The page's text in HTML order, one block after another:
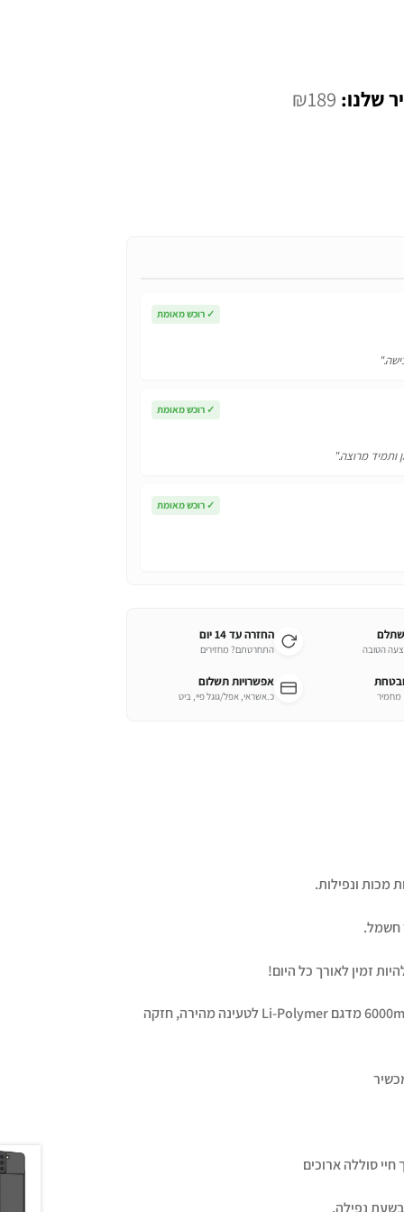
₪189 המחיר
✓ רוכש מאומת
✓ רוכש מאומת
ותמיד מרוצה."
✓ רוכש מאומת
הטובה
החזרה עד 14 יום
התחרטתם? מחזירים
אפשרויות תשלום
כ.אשראי, אפל/גוגל פיי, ביט
מכות ונפילות.
חשמל.
זמין לאורך כל היום!
סוללה עוצמתית ביותר בקיבולת עוצמתית של 6000mAh מדגם Li-Polymer לטעינה מהירה, חזקה
סוללה ארוכים
נפילה.